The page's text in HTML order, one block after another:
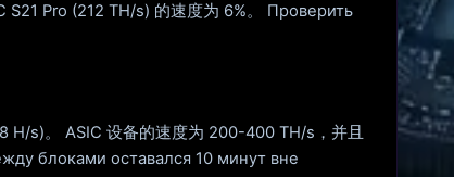
Pro (212 TH/s) 的速度为 6%。 Проверить
s)。 ASIC 设备的速度为 200-400 TH/s，并且
блоками оставался 10 минут вне